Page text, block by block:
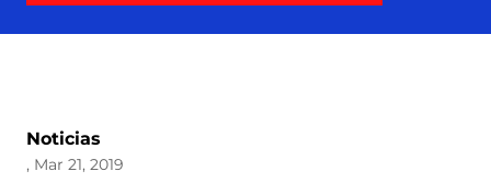
Noticias
, Mar 21, 2019